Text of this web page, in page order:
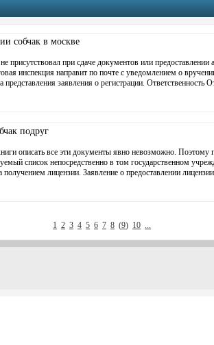
собчак в москве
присутствовал при сдаче документов или предоставлении
инспекция направит по почте с уведомлением о
представления заявления о регистрации. Ответственность
подруг
описать все эти документы явно невозможно. Поэтому
список непосредственно в том государственном
получением лицензии. Заявление о предоставлении
1 2 3 4 5 6 7 8 (9) 10 ...